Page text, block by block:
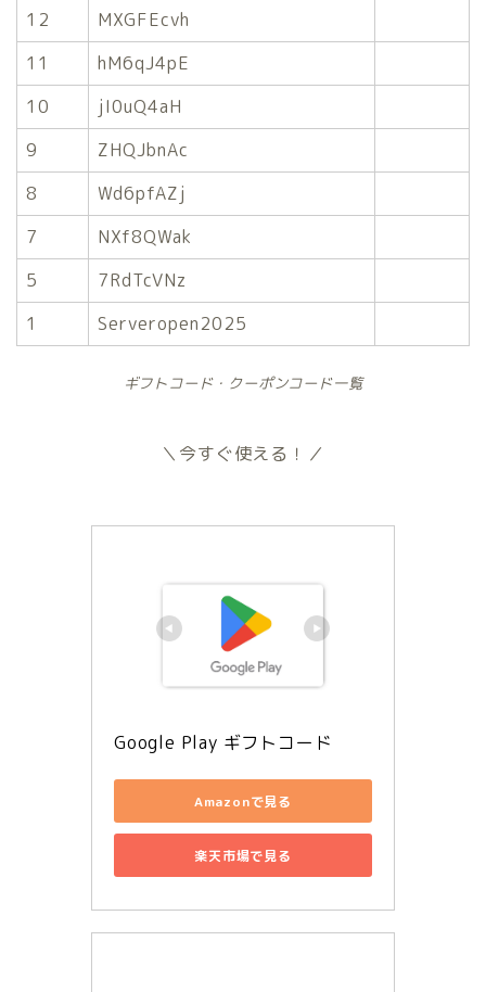
12
MXGFEcvh
11
hM6qJ4pE
10
jI0uQ4aH
9
ZHQJbnAc
8
Wd6pfAZj
7
NXf8QWak
5
7RdTcVNz
1
Serveropen2025
ギフトコード・クーポンコード一覧
＼今すぐ使える！／
Google Play ギフトコード
Amazonで見る
楽天市場で見る